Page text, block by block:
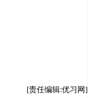
[责任编辑:优习网]